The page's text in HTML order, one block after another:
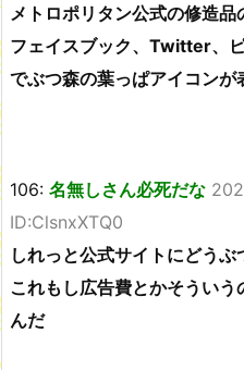
メトロポリタン公式の修造品
フェイスブック、Twitter、
でぶつ森の葉っぱアイコン
106: 名無しさん必死だな
ID:ClsnxXTQ0
しれっと公式サイトにどう
これもし広告費とかそうい
んだ